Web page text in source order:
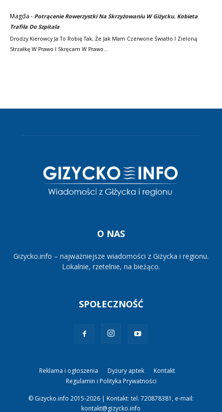
Magda - Potrącenie Rowerzystki Na Skrzyżowaniu W Giżycku. Kobieta
Trafiła Do Szpitala
Drodzy Kierowcy Ja To Robię Tak, Że Jak Mam Czerwone Światło I Zieloną
Strzałkę W Prawo I Skręcam W Prawo…
O NAS
Gizycko.info – najważniejsze wiadomości z Giżycka i regionu.
Lokalnie, rzetelnie, na bieżąco.
SPOŁECZNOŚĆ
Reklama i ogłoszenia Dyżury aptek
Kontakt
Regulamin i Polityka Prywatności
© Gizycko.info 2015-2026 | Kontakt: tel. 720878381, e-mail:
kontakt@gizycko.info